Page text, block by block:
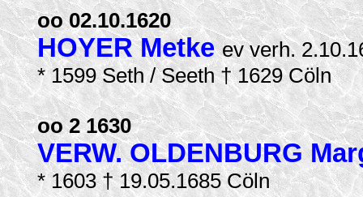
oo 02.10.1620
HOYER Metkeev verh.
* 1599 Seth / Seeth † 1629 Cöln
oo 2 1630
VERW. OLDENBURG
* 1603 † 19.05.1685 Cöln